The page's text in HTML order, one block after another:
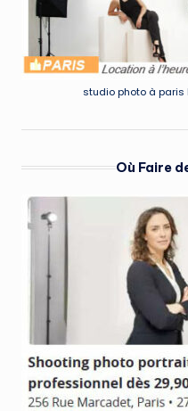
studio photo à paris
Où Faire